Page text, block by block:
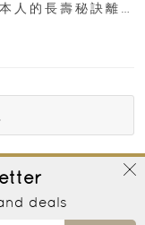
人的長壽秘訣離
deals